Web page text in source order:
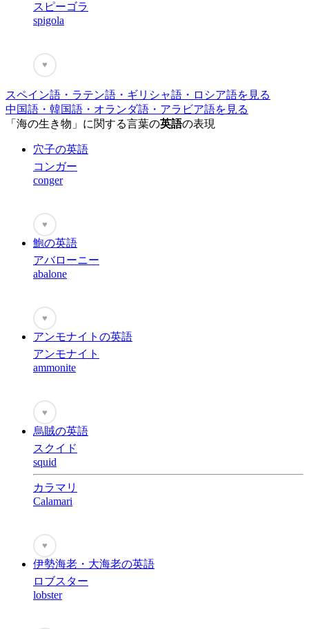
スピーゴラ
spigola
♥
スペイン語・ラテン語・ギリシャ語・ロシア語を見る
中国語・韓国語・オランダ語・アラビア語を見る
「海の生き物」に関する言葉の英語の表現
穴子の英語
コンガー
conger
♥
鮑の英語
アバローニー
abalone
♥
アンモナイトの英語
アンモナイト
ammonite
♥
烏賊の英語
スクイド
squid
カラマリ
Calamari
♥
伊勢海老・大海老の英語
ロブスター
lobster